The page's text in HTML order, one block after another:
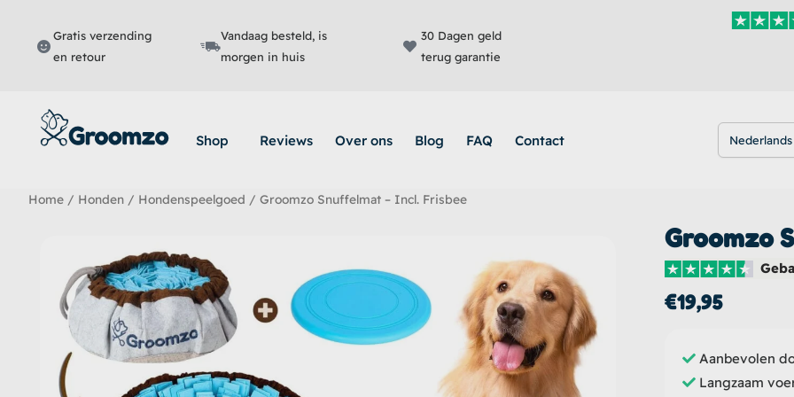
Gratis verzending
en retour
Vandaag besteld, is
morgen in huis
30 Dagen geld
terug garantie
Shop Reviews Over ons Blog FAQ Contact Nederlands
Home / Honden / Hondenspeelgoed / Groomzo Snuffelmat – Incl. Frisbee
Groomzo
€19,95
Aanbevolen
Langzaam